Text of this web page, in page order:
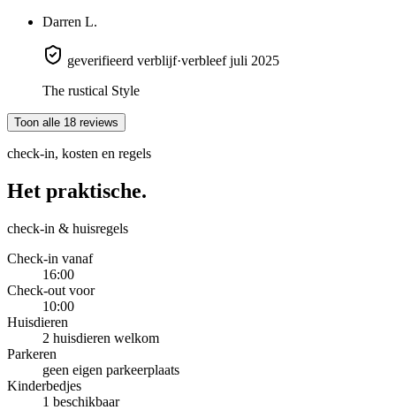
Darren L.
geverifieerd verblijf·verbleef juli 2025
The rustical Style
Toon alle 18 reviews
check-in, kosten en regels
Het praktische.
check-in & huisregels
Check-in vanaf
16:00
Check-out voor
10:00
Huisdieren
2 huisdieren welkom
Parkeren
geen eigen parkeerplaats
Kinderbedjes
1 beschikbaar